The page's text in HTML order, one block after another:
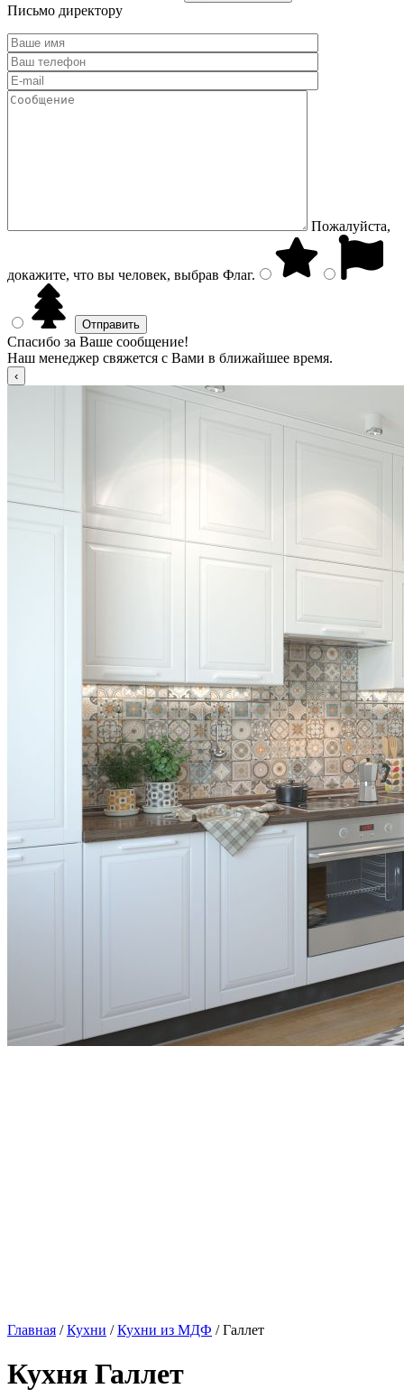
Письмо директору
Пожалуйста,
докажите, что вы человек, выбрав Флаг.
Спасибо за Ваше сообщение!
Наш менеджер свяжется с Вами в ближайшее время.
Главная /Кухни /Кухни из МДФ / Галлет
Кухня Галлет